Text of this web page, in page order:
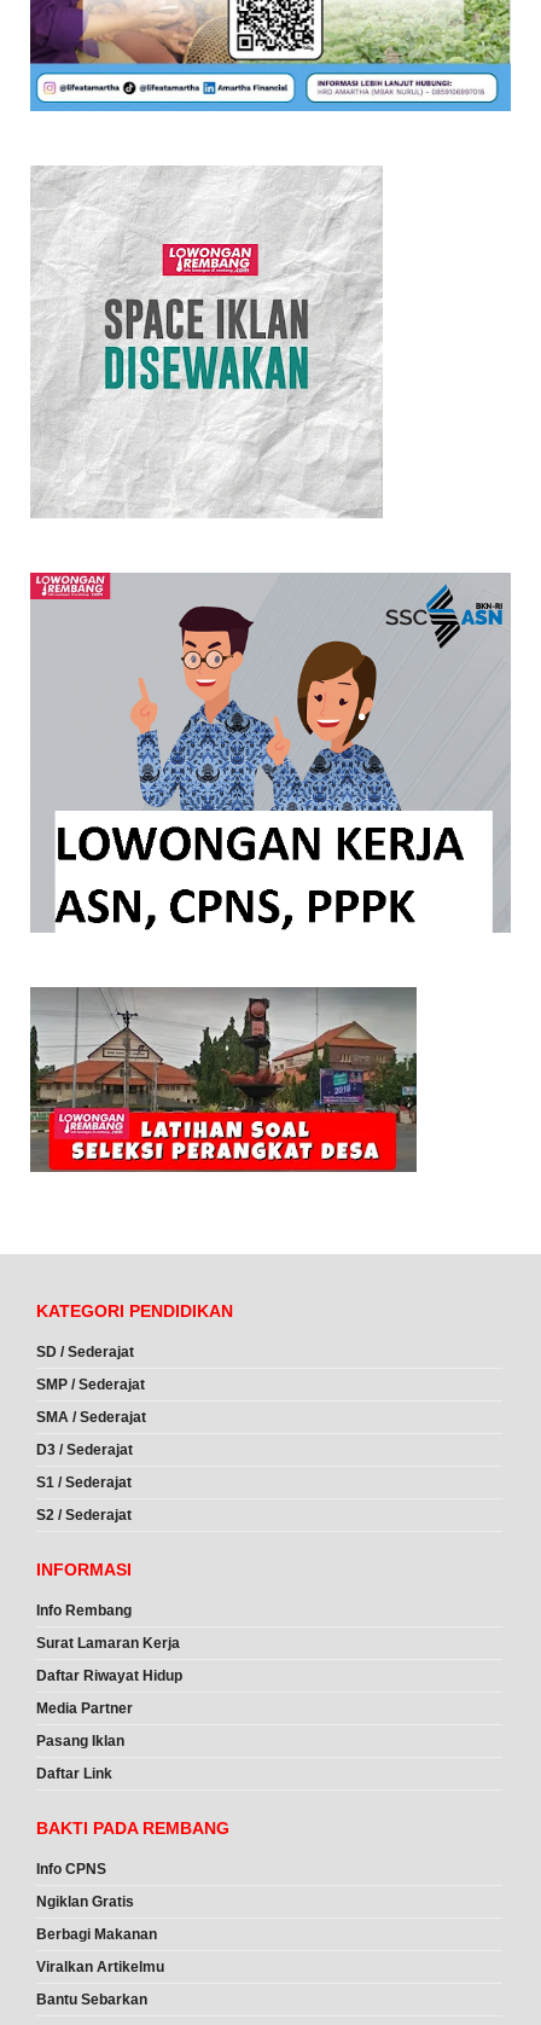
KATEGORI PENDIDIKAN
SD / Sederajat
SMP / Sederajat
SMA / Sederajat
D3 / Sederajat
S1 / Sederajat
S2 / Sederajat
INFORMASI
Info Rembang
Surat Lamaran Kerja
Daftar Riwayat Hidup
Media Partner
Pasang Iklan
Daftar Link
BAKTI PADA REMBANG
Info CPNS
Ngiklan Gratis
Berbagi Makanan
Viralkan Artikelmu
Bantu Sebarkan